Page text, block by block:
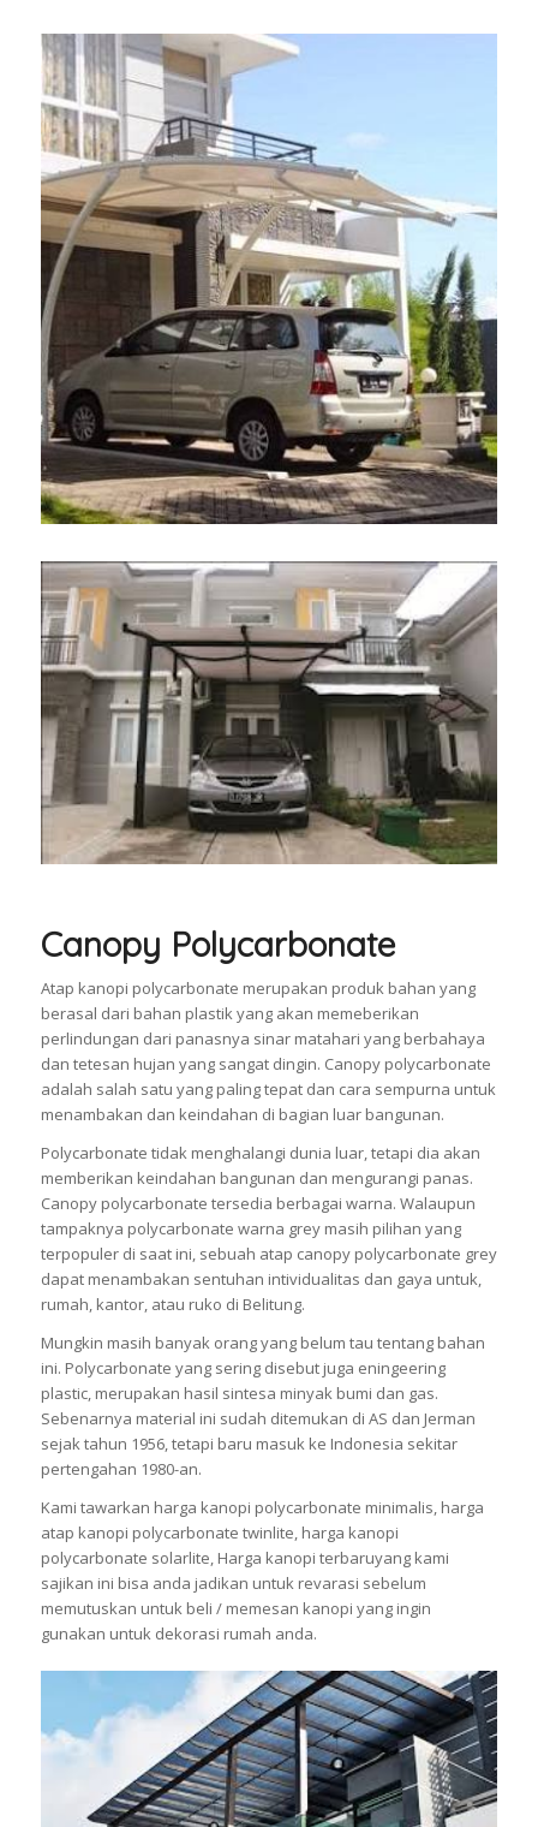
Canopy Polycarbonate
Atap kanopi polycarbonate merupakan produk bahan yang
berasal dari bahan plastik yang akan memeberikan
perlindungan dari panasnya sinar matahari yang berbahaya
dan tetesan hujan yang sangat dingin. Canopy polycarbonate
adalah salah satu yang paling tepat dan cara sempurna untuk
menambakan dan keindahan di bagian luar bangunan.
Polycarbonate tidak menghalangi dunia luar, tetapi dia akan
memberikan keindahan bangunan dan mengurangi panas.
Canopy polycarbonate tersedia berbagai warna. Walaupun
tampaknya polycarbonate warna grey masih pilihan yang
terpopuler di saat ini, sebuah atap canopy polycarbonate grey
dapat menambakan sentuhan intividualitas dan gaya untuk,
rumah, kantor, atau ruko di Belitung.
Mungkin masih banyak orang yang belum tau tentang bahan
ini. Polycarbonate yang sering disebut juga eningeering
plastic, merupakan hasil sintesa minyak bumi dan gas.
Sebenarnya material ini sudah ditemukan di AS dan Jerman
sejak tahun 1956, tetapi baru masuk ke Indonesia sekitar
pertengahan 1980-an.
Kami tawarkan harga kanopi polycarbonate minimalis, harga
atap kanopi polycarbonate twinlite, harga kanopi
polycarbonate solarlite, Harga kanopi terbaruyang kami
sajikan ini bisa anda jadikan untuk revarasi sebelum
memutuskan untuk beli / memesan kanopi yang ingin
gunakan untuk dekorasi rumah anda.